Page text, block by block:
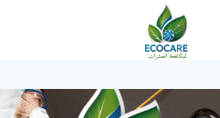
التجاوز